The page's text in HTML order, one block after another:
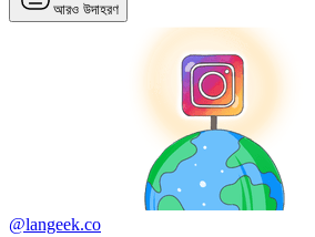
আরও উদাহরণ
@langeek.co